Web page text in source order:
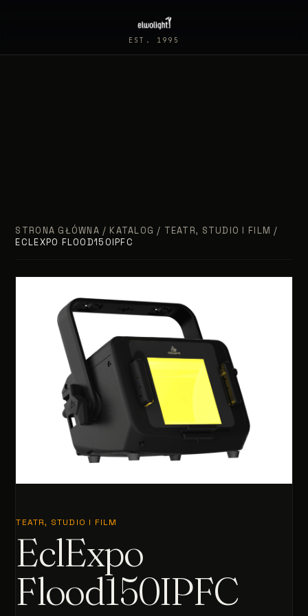
EST. 1995
STRONA GŁÓWNA / KATALOG / TEATR, STUDIO I FILM /
ECLEXPO FLOOD150IPFC
TEATR, STUDIO I FILM
EclExpo
Flood150IPFC